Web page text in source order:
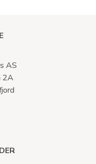
AS
2A